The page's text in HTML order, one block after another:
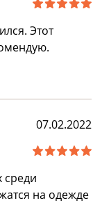
Этот
07.02.2022
на одежде